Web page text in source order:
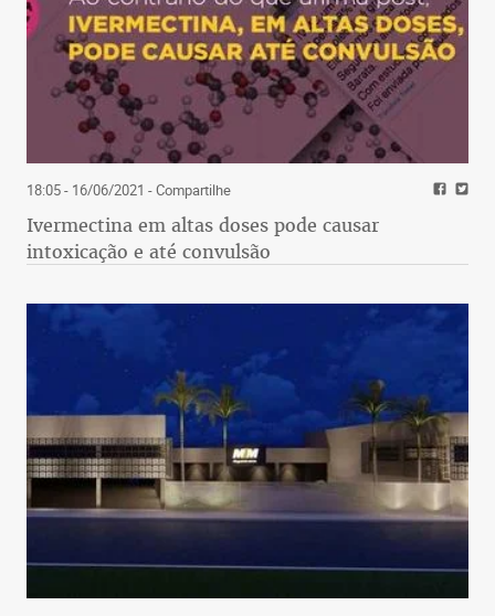
18:05 - 16/06/2021 - Compartilhe
Ivermectina em altas doses pode causar
intoxicação e até convulsão